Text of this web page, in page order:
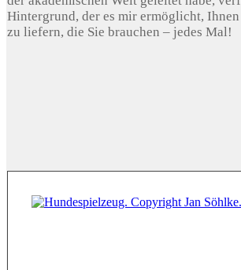
Hintergrund, der es mir ermöglicht,
zu liefern, die Sie brauchen – jedes Mal!